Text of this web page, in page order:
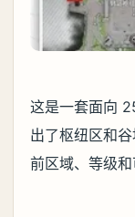
这是一套面向
出了枢纽区和
前区域、等级和